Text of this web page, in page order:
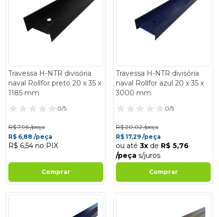
Travessa H-NTR divisória
naval Rollfor preto 20 x 35 x
1185 mm
0/5
R$ 7,96 /peça
R$ 6,88 /peça
R$ 6,54 no PIX
Comprar
Travessa H-NTR divisória
naval Rollfor azul 20 x 35 x
3000 mm
0/5
R$ 20,02 /peça
R$ 17,29 /peça
ou até 3x de R$ 5,76
/peça s/juros
Comprar
- 14% - 14%